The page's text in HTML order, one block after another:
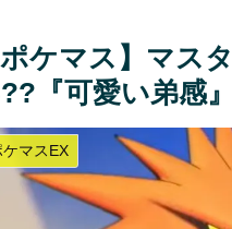
ポケマス】マス
『可愛い弟感
ケマスEX